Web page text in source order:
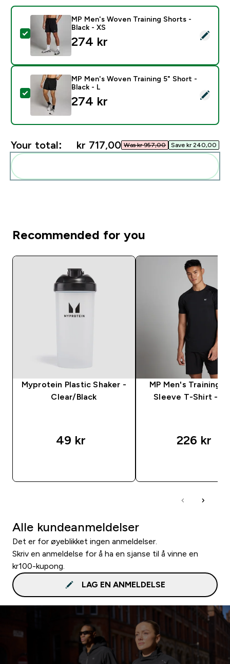
Select this product - MP Men's Woven Training
MP Men's Woven Training Shorts -
Black - XS
274 kr‎
Select this product - MP Men's Woven Training 5"
MP Men's Woven Training 5" Short -
Black - L
274 kr‎
Your total: kr 717,00‎ Was kr 957,00‎ Save kr 240,00‎
Recommended for you
Myprotein Plastic Shaker -
Clear/Black
49 kr‎
MP Men's Training
Sleeve T-Shirt -
226 kr‎
Alle kundeanmeldelser
Det er for øyeblikket ingen anmeldelser.
Skriv en anmeldelse for å ha en sjanse til å vinne en
kr100-kupong.
LAG EN ANMELDELSE